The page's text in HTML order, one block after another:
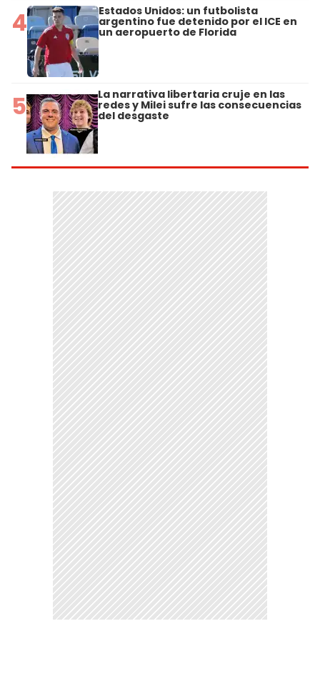
4 Estados Unidos: un futbolista
argentino fue detenido por el ICE en
un aeropuerto de Florida
5 La narrativa libertaria cruje en las
redes y Milei sufre las consecuencias
del desgaste